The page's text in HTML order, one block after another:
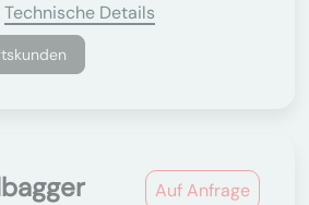
Technische Details
Auf Anfrage